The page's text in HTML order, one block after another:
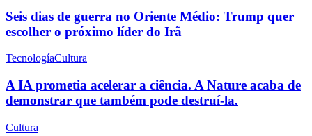
Seis dias de guerra no Oriente Médio: Trump quer
escolher o próximo líder do Irã
TecnologíaCultura
A IA prometia acelerar a ciência. A Nature acaba de
demonstrar que também pode destruí-la.
Cultura